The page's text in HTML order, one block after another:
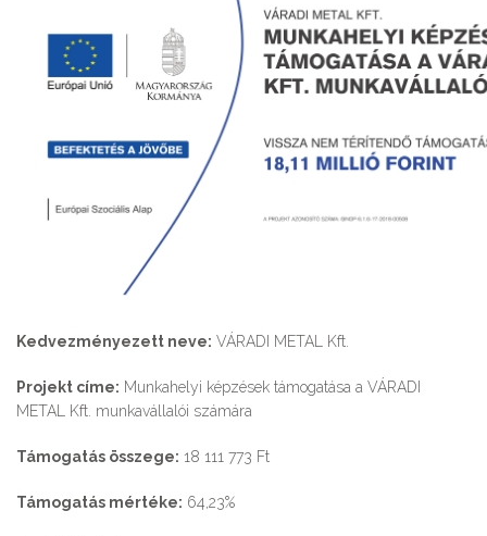
Kedvezményezett neve: VÁRADI METAL Kft.
Projekt címe: Munkahelyi képzések támogatása a VÁRADI
METAL Kft. munkavállalói számára
Támogatás összege: 18 111 773 Ft
Támogatás mértéke: 64,23%